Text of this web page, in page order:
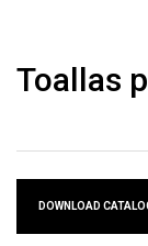
Toallas
DOWNLOAD